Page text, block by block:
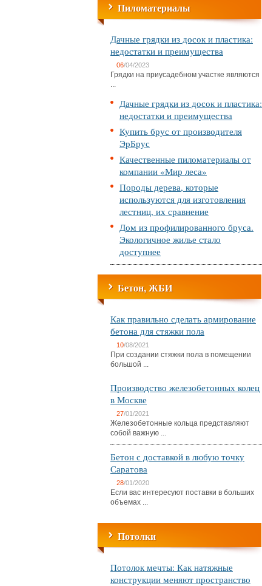
Пиломатериалы
Дачные грядки из досок и пластика:
недостатки и преимущества
06/04/2023
Грядки на приусадебном участке являются
...
Дачные грядки из досок и пластика:
недостатки и преимущества
Купить брус от производителя
ЭрБрус
Качественные пиломатериалы от
компании «Мир леса»
Породы дерева, которые
используются для изготовления
лестниц, их сравнение
Дом из профилированного бруса.
Экологичное жилье стало
доступнее
Бетон, ЖБИ
Как правильно сделать армирование
бетона для стяжки пола
10/08/2021
При создании стяжки пола в помещении
большой ...
Производство железобетонных колец
в Москве
27/01/2021
Железобетонные кольца представляют
собой важную ...
Бетон с доставкой в любую точку
Саратова
28/01/2020
Если вас интересуют поставки в больших
объемах ...
Потолки
Потолок мечты: Как натяжные
конструкции меняют пространство